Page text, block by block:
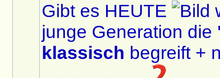
Gibt es HEUTE
junge Generation die
klassisch begreift +